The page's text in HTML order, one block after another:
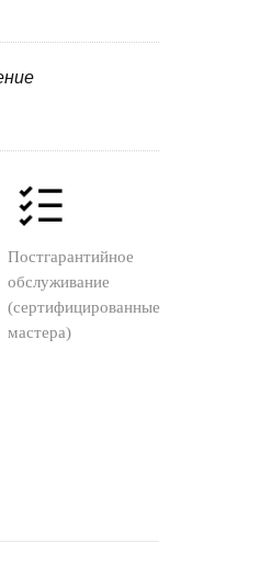
Постгарантийное
обслуживание
(сертифицированные
мастера)